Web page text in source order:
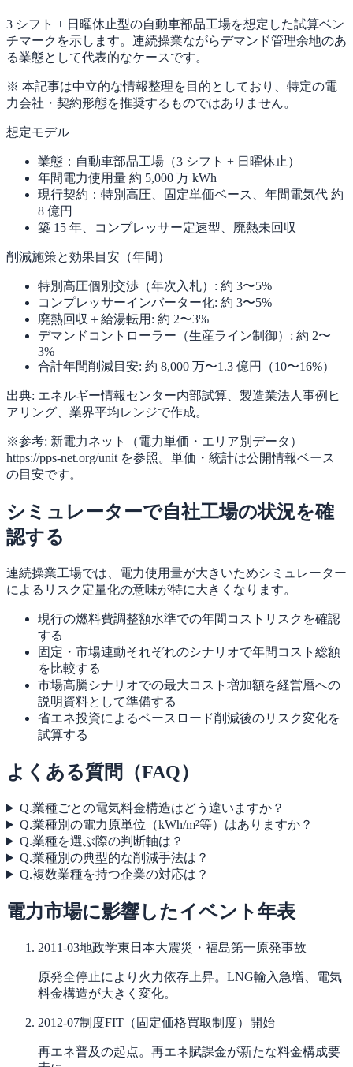
3 シフト + 日曜休止型の自動車部品工場を想定した試算ベン
チマークを示します。連続操業ながらデマンド管理余地のあ
る業態として代表的なケースです。
※ 本記事は中立的な情報整理を目的としており、特定の電
力会社・契約形態を推奨するものではありません。
想定モデル
業態：自動車部品工場（3 シフト + 日曜休止）
年間電力使用量 約 5,000 万 kWh
現行契約：特別高圧、固定単価ベース、年間電気代 約
8 億円
築 15 年、コンプレッサー定速型、廃熱未回収
削減施策と効果目安（年間）
特別高圧個別交渉（年次入札）: 約 3〜5%
コンプレッサーインバーター化: 約 3〜5%
廃熱回収＋給湯転用: 約 2〜3%
デマンドコントローラー（生産ライン制御）: 約 2〜
3%
合計年間削減目安: 約 8,000 万〜1.3 億円（10〜16%）
出典: エネルギー情報センター内部試算、製造業法人事例ヒ
アリング、業界平均レンジで作成。
※参考: 新電力ネット（電力単価・エリア別データ）
https://pps-net.org/unit を参照。単価・統計は公開情報ベース
の目安です。
シミュレーターで自社工場の状況を確
認する
連続操業工場では、電力使用量が大きいためシミュレーター
によるリスク定量化の意味が特に大きくなります。
現行の燃料費調整額水準での年間コストリスクを確認
する
固定・市場連動それぞれのシナリオで年間コスト総額
を比較する
市場高騰シナリオでの最大コスト増加額を経営層への
説明資料として準備する
省エネ投資によるベースロード削減後のリスク変化を
試算する
よくある質問（FAQ）
Q.業種ごとの電気料金構造はどう違いますか？
Q.業種別の電力原単位（kWh/m²等）はありますか？
Q.業種を選ぶ際の判断軸は？
Q.業種別の典型的な削減手法は？
Q.複数業種を持つ企業の対応は？
電力市場に影響したイベント年表
2011-03地政学東日本大震災・福島第一原発事故
原発全停止により火力依存上昇。LNG輸入急増、電気
料金構造が大きく変化。
2012-07制度FIT（固定価格買取制度）開始
再エネ普及の起点。再エネ賦課金が新たな料金構成要